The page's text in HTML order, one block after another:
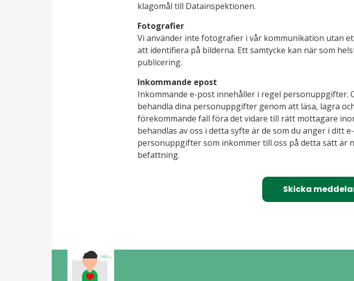
klagomål till Datainspektionen.
Fotografier
Vi använder inte fotografier i vår kommunikation utan
att identifiera på bilderna. Ett samtycke kan när som
publicering.
Inkommande epost
Inkommande e-post innehåller i regel personuppgifter.
behandla dina personuppgifter genom att läsa, lagra
förekommande fall föra det vidare till rätt mottagare
behandlas av oss i detta syfte är de som du anger i ditt
personuppgifter som inkommer till oss på detta sätt är
befattning.
Skicka